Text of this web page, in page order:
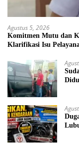
Agustus 5, 2026
Komitmen Mutu dan
Klarifikasi Isu